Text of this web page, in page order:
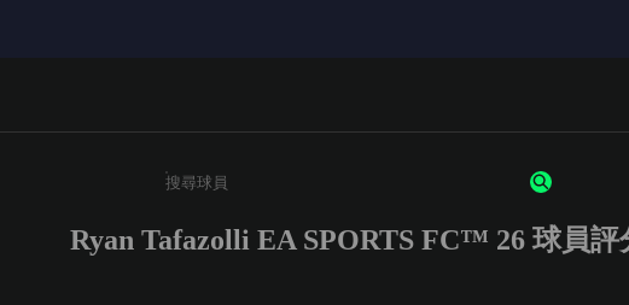
請輸入至少 3 個字元或數字
Ryan Tafazolli EA SPORTS FC™ 26 球員評